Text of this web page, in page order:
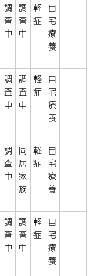
調
査
中
調
査
中
軽
症
自
宅
療
養
調
査
中
調
査
中
軽
症
自
宅
療
養
調
査
中
同
居
家
族
軽
症
自
宅
療
養
調
査
中
調
査
中
軽
症
自
宅
療
養